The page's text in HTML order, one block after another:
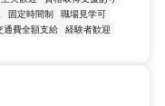
固定時間制
職場見学可
通費全額支給
経験者歓迎